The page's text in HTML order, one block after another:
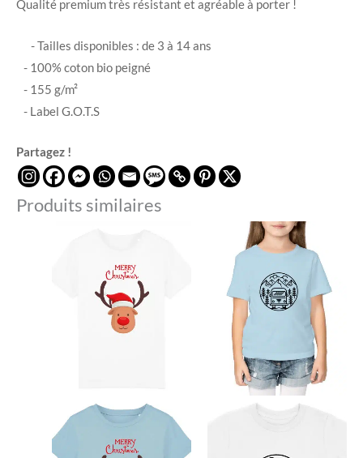
Qualité premium très résistant et agréable à porter !
- Tailles disponibles : de 3 à 14 ans
- 100% coton bio peigné
- 155 g/m²
- Label G.O.T.S
Partagez !
Produits similaires